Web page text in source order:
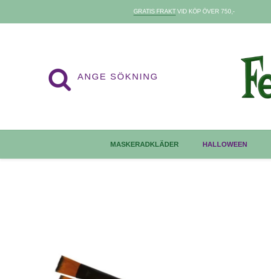
GRATIS FRAKTVID KÖP ÖVER 750,-
MASKERADKLÄDER HALLOWEEN